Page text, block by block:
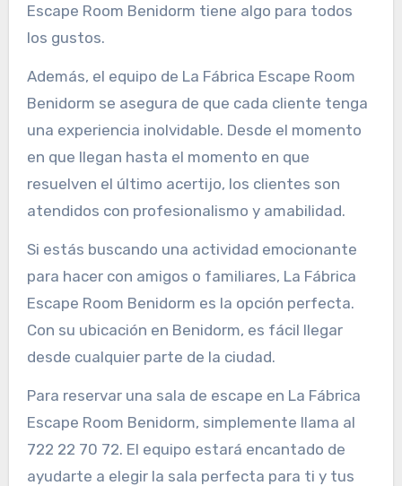
Escape Room Benidorm tiene algo para todos
los gustos.
Además, el equipo de La Fábrica Escape Room
Benidorm se asegura de que cada cliente tenga
una experiencia inolvidable. Desde el momento
en que llegan hasta el momento en que
resuelven el último acertijo, los clientes son
atendidos con profesionalismo y amabilidad.
Si estás buscando una actividad emocionante
para hacer con amigos o familiares, La Fábrica
Escape Room Benidorm es la opción perfecta.
Con su ubicación en Benidorm, es fácil llegar
desde cualquier parte de la ciudad.
Para reservar una sala de escape en La Fábrica
Escape Room Benidorm, simplemente llama al
722 22 70 72. El equipo estará encantado de
ayudarte a elegir la sala perfecta para ti y tus